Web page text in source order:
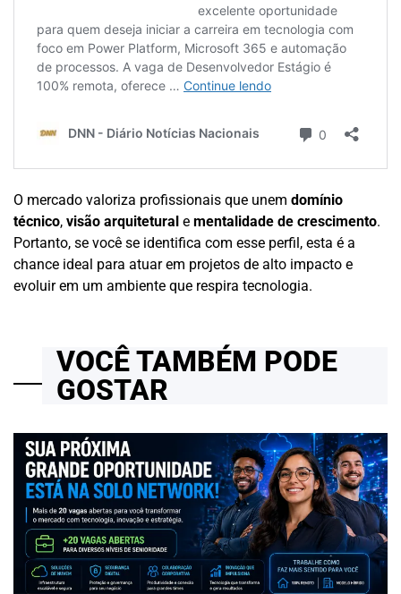
O mercado valoriza profissionais que unem domínio
técnico, visão arquitetural e mentalidade de crescimento.
Portanto, se você se identifica com esse perfil, esta é a
chance ideal para atuar em projetos de alto impacto e
evoluir em um ambiente que respira tecnologia.
VOCÊ TAMBÉM PODE
GOSTAR